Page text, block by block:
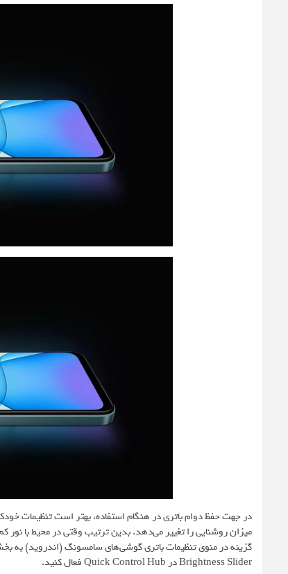
در جهت حفظ دوام باتری در هنگام استفاده، بهتر است تنظیمات
میزان روشنایی را تغییر می‌دهد. بدین ترتیب وقتی در محیط با
Brightness Slider در Quick Control Hub فعال کنید.